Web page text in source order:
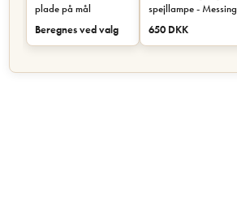
plade på mål
Beregnes ved valg
spejllampe - Messing
650 DKK